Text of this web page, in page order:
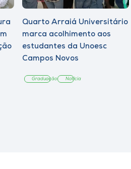
Quarto Arraiá Universitário
marca acolhimento aos
estudantes da Unoesc
Campos Novos
Graduação Notícia